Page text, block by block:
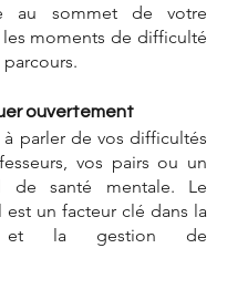
au sommet de votre
moments de difficulté
ouvertement
à parler de vos difficultés
vos pairs ou un
de santé mentale. Le
est un facteur clé dans la
et la gestion de